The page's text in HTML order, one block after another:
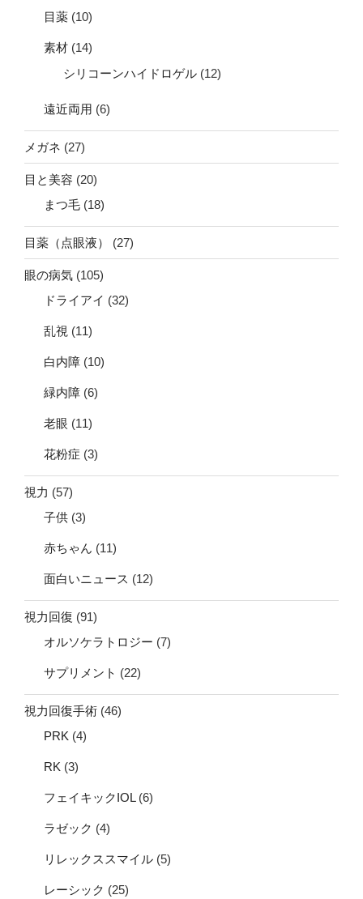
目薬 (10)
素材 (14)
シリコーンハイドロゲル (12)
遠近両用 (6)
メガネ (27)
目と美容 (20)
まつ毛 (18)
目薬（点眼液） (27)
眼の病気 (105)
ドライアイ (32)
乱視 (11)
白内障 (10)
緑内障 (6)
老眼 (11)
花粉症 (3)
視力 (57)
子供 (3)
赤ちゃん (11)
面白いニュース (12)
視力回復 (91)
オルソケラトロジー (7)
サプリメント (22)
視力回復手術 (46)
PRK (4)
RK (3)
フェイキックIOL(6)
ラゼック (4)
リレックススマイル (5)
レーシック (25)